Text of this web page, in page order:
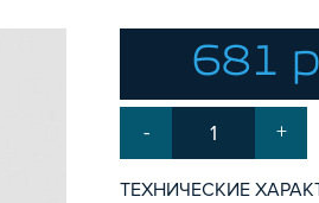
681
- +
ТЕХНИЧЕСКИЕ